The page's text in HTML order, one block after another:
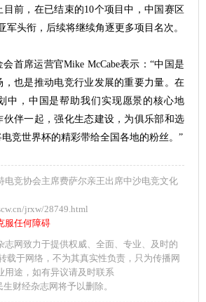
前，在已结束的10个项目中，中国赛区
军头衔，后续将继续角逐更多项目名次。
首席运营官Mike McCabe表示：“中国是
，也是推动电竞行业发展的重要力量。在
中，中国是帮助我们实现愿景的核心地
伙伴一起，强化生态建设，为俱乐部和选
竞世界杯的精彩带给全国各地的粉丝。”
电竞协会主席费萨尔亲王出席中沙电竞文化
jrxw/28749.html
服任何障碍
志网致力于提供权威、全面、专业、及时的
载于网络，不为其真实性负责，只为传播网
用途，如有异议请及时联系
财经杂志网将予以删除。